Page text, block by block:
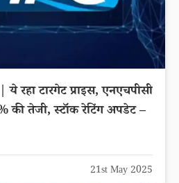
रहा टारगेट प्राइस, एनएचपीसी
तेजी, स्टॉक रेटिंग अपडेट –
21st May 2025